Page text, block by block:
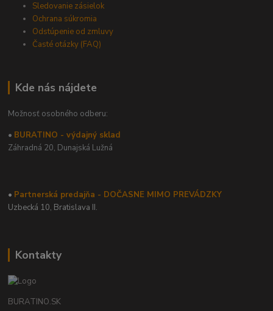
Sledovanie zásielok
Ochrana súkromia
Odstúpenie od zmluvy
Časté otázky (FAQ)
Kde nás nájdete
Možnosť osobného odberu:
• BURATINO - výdajný sklad
Záhradná 20, Dunajská Lužná
• Partnerská predajňa - DOČASNE MIMO PREVÁDZKY
Uzbecká 10, Bratislava II.
Kontakty
BURATINO.SK